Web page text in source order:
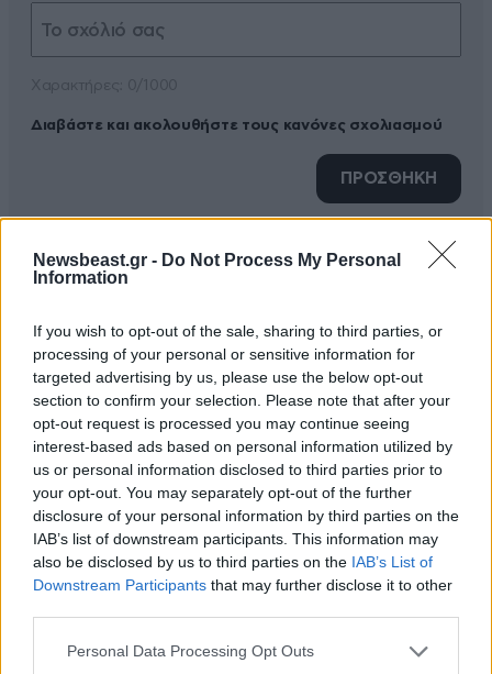
Newsbeast.gr - Do Not Process My Personal
Information
If you wish to opt-out of the sale, sharing to third parties, or
processing of your personal or sensitive information for
targeted advertising by us, please use the below opt-out
section to confirm your selection. Please note that after your
opt-out request is processed you may continue seeing
interest-based ads based on personal information utilized by
us or personal information disclosed to third parties prior to
your opt-out. You may separately opt-out of the further
disclosure of your personal information by third parties on the
IAB’s list of downstream participants. This information may
also be disclosed by us to third parties on the IAB’s List of
Downstream Participants that may further disclose it to other
Please note that this website/app uses one or more Google
Personal Data Processing Opt Outs
Διαβάστε και ακολουθήστε τους κανόνες σχολιασμού
ΠΡΟΣΘΗΚΗ
ΟΙΚΟΝΟΜΙΑ08·08·2026 13:03